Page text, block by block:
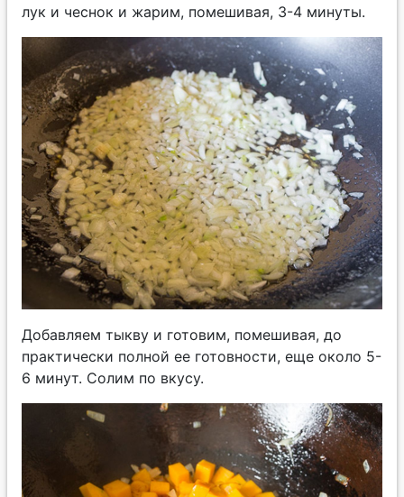
лук и чеснок и жарим, помешивая, 3-4 минуты.
Добавляем тыкву и готовим, помешивая, до
практически полной ее готовности, еще около 5-
6 минут. Солим по вкусу.